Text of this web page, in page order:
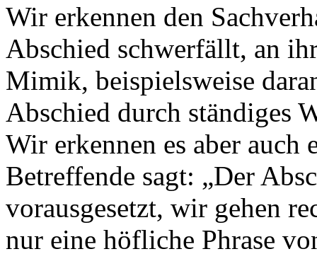
Wir erkennen den
Abschied schwerfällt, an
Mimik, beispielsweise
Abschied durch ständiges
Wir erkennen es aber auch
Betreffende sagt: „Der
vorausgesetzt, wir gehen
nur eine höfliche Phrase